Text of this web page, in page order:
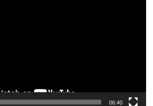
06:40